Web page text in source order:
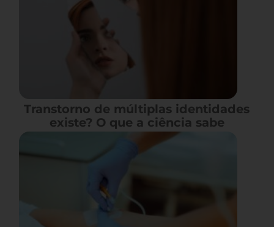
Transtorno de múltiplas identidades
existe? O que a ciência sabe